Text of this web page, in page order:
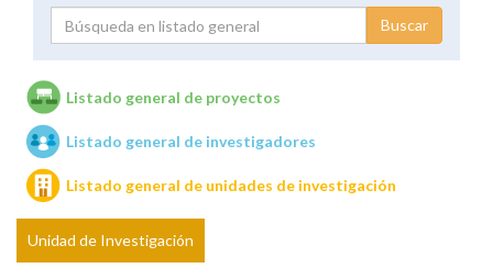
Unidades de investigación
Listado general de proyectos
Listado general de investigadores
Listado general de unidades de investigación
Unidad de Investigación